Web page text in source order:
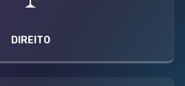
DIREITO